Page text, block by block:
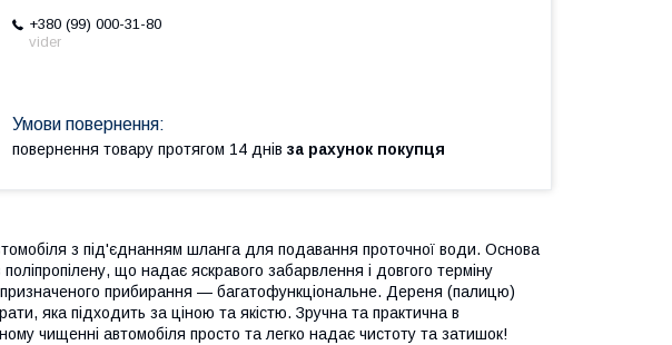
+380 (99) 000-31-80
vider
повернення товару протягом 14 днів за рахунок покупця
з під'єднанням шланга для подавання проточної води. Основа
що надає яскравого забарвлення і довгого терміну
призначеного прибирання — багатофункціональне. Дереня (палицю)
яка підходить за ціною та якістю. Зручна та практична в
чищенні автомобіля просто та легко надає чистоту та затишок!